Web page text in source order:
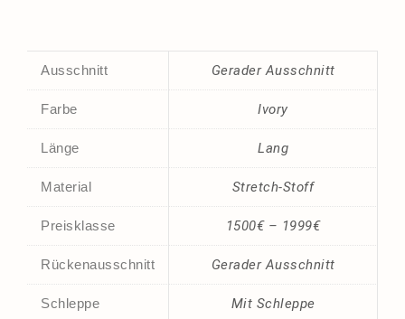
Ausschnitt Gerader Ausschnitt
Farbe Ivory
Länge Lang
Material Stretch-Stoff
Preisklasse 1500€ – 1999€
Rückenausschnitt Gerader Ausschnitt
Schleppe Mit Schleppe